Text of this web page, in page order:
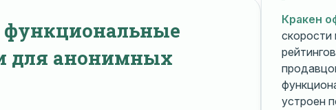
функциональные
для анонимных
Кракен
устроен